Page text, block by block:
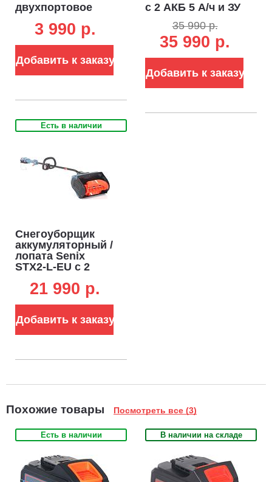
двухпортовое
аккумуляторов
3 990 p.
Добавить к заказу
с 2 АКБ 5 А/ч и ЗУ
2x18В, 1500 Вт,
ширина 46 см,
LED фара, 11.5 кг)
35 990 р.
35 990 р.
Добавить к заказу
Есть в наличии
Снегоуборщик
аккумуляторный /
лопата Senix
STX2-L-EU с 2
(PRC, Li-ion
2х18В, 750 Вт,
кг)
21 990 p.
Добавить к заказу
Похожие товары Посмотреть все (3)
Есть в наличии В наличии на складе